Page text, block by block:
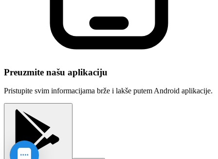
Preuzmite našu aplikaciju
Pristupite svim informacijama brže i lakše putem Android aplikacije.